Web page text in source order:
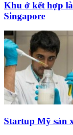
Khu ở kết hợp
Singapore
Startup Mỹ sản